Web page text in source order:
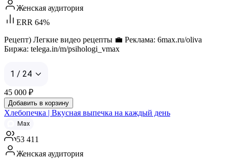
Женская аудитория
ERR 64%
Рецепт) Легкие видео рецепты 💼 Реклама: 6max.ru/oliva
Биржа: telega.in/m/psihologi_vmax
1 / 24
45 000 ₽
Добавить в корзину
Хлебопечка | Вкусная выпечка на каждый день
Max
53 411
Женская аудитория